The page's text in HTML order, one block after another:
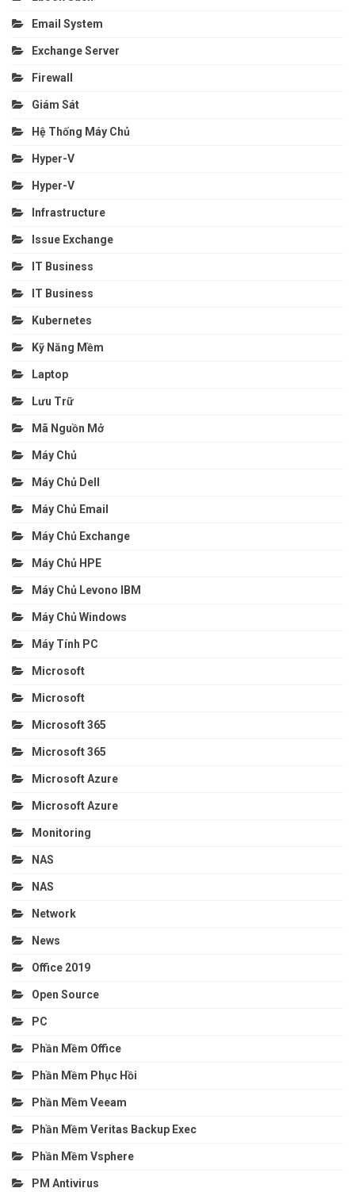
Email System
Exchange Server
Firewall
Giám Sát
Hệ Thống Máy Chủ
Hyper-V
Hyper-V
Infrastructure
Issue Exchange
IT Business
IT Business
Kubernetes
Kỹ Năng Mềm
Laptop
Lưu Trữ
Mã Nguồn Mở
Máy Chủ
Máy Chủ Dell
Máy Chủ Email
Máy Chủ Exchange
Máy Chủ HPE
Máy Chủ Levono IBM
Máy Chủ Windows
Máy Tính PC
Microsoft
Microsoft
Microsoft 365
Microsoft 365
Microsoft Azure
Microsoft Azure
Monitoring
NAS
NAS
Network
News
Office 2019
Open Source
PC
Phần Mềm Office
Phần Mềm Phục Hồi
Phần Mềm Veeam
Phần Mềm Veritas Backup Exec
Phần Mềm Vsphere
PM Antivirus